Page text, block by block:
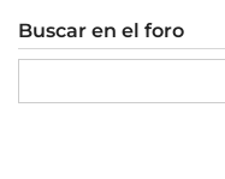
Buscar en el foro